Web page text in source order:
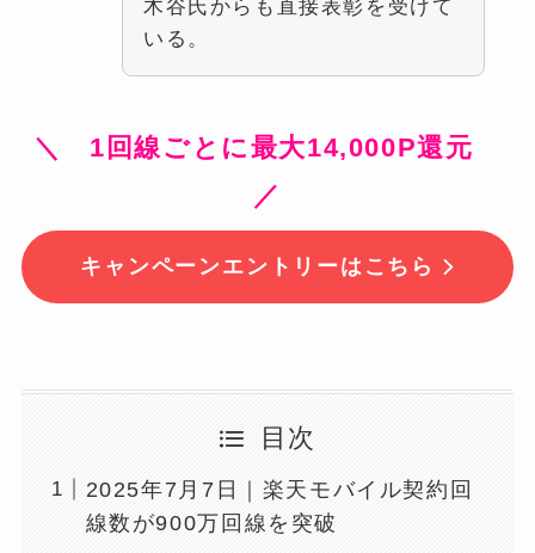
木谷氏からも直接表彰を受けて
いる。
＼ 1回線ごとに最大14,000P還元
／
キャンペーンエントリーはこちら
目次
2025年7月7日｜楽天モバイル契約回
線数が900万回線を突破